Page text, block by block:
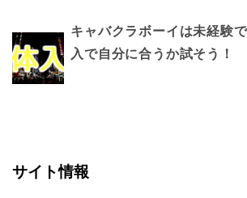
キャバクラボーイは未経験
入で自分に合うか試そう！
サイト情報